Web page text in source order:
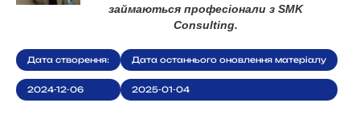
займаються професіонали з SMK
Consulting.
Дата створення:
2024-12-06
Дата останнього оновлення матеріалу
2025-01-04